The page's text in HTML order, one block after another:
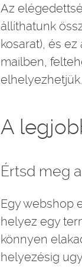
Az
állíthatunk
kosarat), és
mailben,
elhelyezhetjük.
A
Értsd meg
Egy webshop
helyez egy
könnyen
helyezésig